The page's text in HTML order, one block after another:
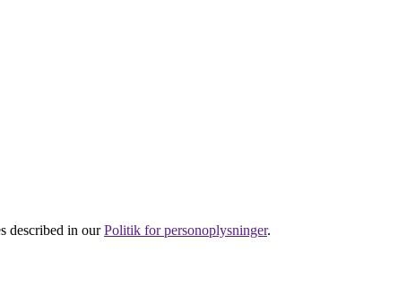
described in ourPolitik for personoplysninger.